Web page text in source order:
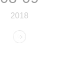
2018